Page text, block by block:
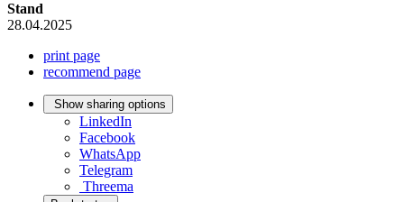
Stand
28.04.2025
print page
recommend page
Show sharing options
LinkedIn
Facebook
WhatsApp
Telegram
Threema